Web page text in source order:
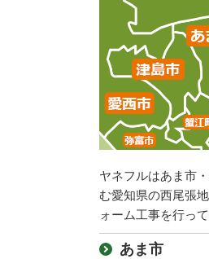
ヤネフルはあま市
む愛知県の西尾張
ォーム工事を行って
あま市